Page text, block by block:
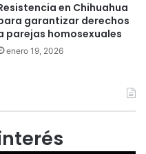
en Chihuahua
garantizar derechos
parejas homosexuales
enero 19, 2026